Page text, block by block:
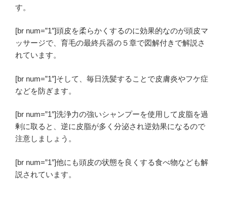
す。
[br num=”1″]頭皮を柔らかくするのに効果的なのが頭皮マ
ッサージで、育毛の最終兵器の５章で図解付きで解説さ
れています。
[br num=”1″]そして、毎日洗髪することで皮膚炎やフケ症
などを防ぎます。
[br num=”1″]洗浄力の強いシャンプーを使用して皮脂を過
剰に取ると、 逆に皮脂が多く分泌され逆効果になるので
注意しましょう。
[br num=”1″]他にも頭皮の状態を良くする食べ物なども解
説されています。